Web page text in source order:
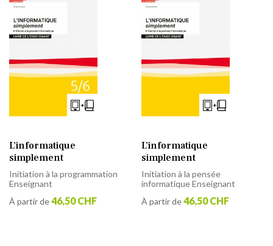
L’informatique
simplement
Initiation à la programmation
Enseignant
À partir de46,50 CHF
L’informatique
simplement
Initiation à la pensée
informatique Enseignant
À partir de46,50 CHF